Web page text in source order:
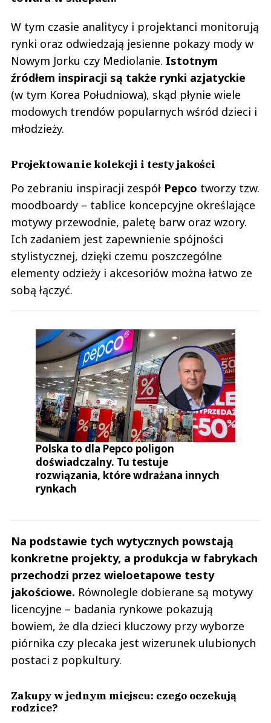
W tym czasie analitycy i projektanci monitorują
rynki oraz odwiedzają jesienne pokazy mody w
Nowym Jorku czy Mediolanie. Istotnym
źródłem inspiracji są także rynki azjatyckie
(w tym Korea Południowa), skąd płynie wiele
modowych trendów popularnych wśród dzieci i
młodzieży.
Projektowanie kolekcji i testy jakości
Po zebraniu inspiracji zespół Pepco tworzy tzw.
moodboardy – tablice koncepcyjne określające
motywy przewodnie, paletę barw oraz wzory.
Ich zadaniem jest zapewnienie spójności
stylistycznej, dzięki czemu poszczególne
elementy odzieży i akcesoriów można łatwo ze
sobą łączyć.
Polska to dla Pepco poligon
doświadczalny. Tu testuje
rozwiązania, które wdrażana innych
rynkach
Na podstawie tych wytycznych powstają
konkretne projekty, a produkcja w fabrykach
przechodzi przez wieloetapowe testy
jakościowe. Równolegle dobierane są motywy
licencyjne – badania rynkowe pokazują
bowiem, że dla dzieci kluczowy przy wyborze
piórnika czy plecaka jest wizerunek ulubionych
postaci z popkultury.
Zakupy w jednym miejscu: czego oczekują
rodzice?